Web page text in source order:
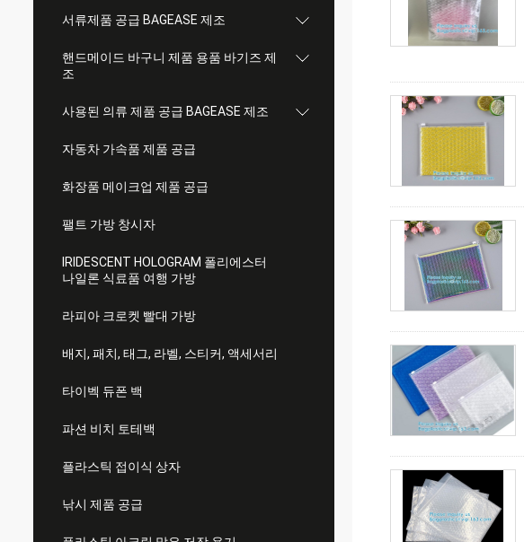
서류제품 공급 BAGEASE 제조
핸드메이드 바구니 제품 용품 바기즈 제
조
사용된 의류 제품 공급 BAGEASE 제조
자동차 가속품 제품 공급
화장품 메이크업 제품 공급
팰트 가방 창시자
IRIDESCENT HOLOGRAM 폴리에스터
나일론 식료품 여행 가방
라피아 크로켓 빨대 가방
배지, 패치, 태그, 라벨, 스티커, 액세서리
타이벡 듀폰 백
파션 비치 토테백
플라스틱 접이식 상자
낚시 제품 공급